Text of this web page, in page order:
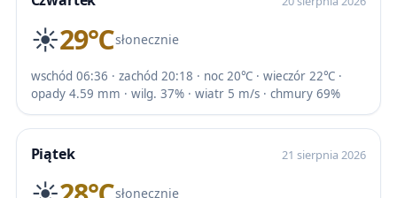
☀️29℃słonecznie
wschód 06:36 · zachód 20:18 · noc 20℃ · wieczór 22℃ ·
opady 4.59 mm · wilg. 37% · wiatr 5 m/s · chmury 69%
Piątek 21 sierpnia 2026
słonecznie